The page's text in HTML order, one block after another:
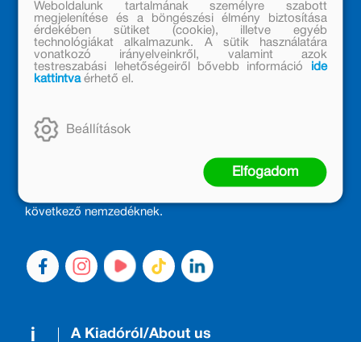
CSALÁDTAG
Kiadónk generációkat ajándékozott és ajándékoz meg az
olvasás örömével, olvasni szerető gyerekekből olvasni
következő nemzedéknek.
A Kiadóról/About us
Weboldalunk tartalmának személyre szabott
megjelenítése és a böngészési élmény biztosítása
érdekében sütiket (cookie), illetve egyéb
technológiákat alkalmazunk. A sütik használatára
vonatkozó irányelveinkről, valamint azok
testreszabási lehetőségeiről bővebb információ
ide
kattintvaérhető el.
Beállítások
Elfogadom